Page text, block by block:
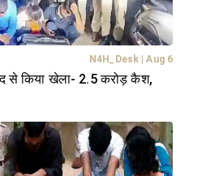
N4H_Desk Aug 6
से किया खेला- 2.5 करोड़ कैश,